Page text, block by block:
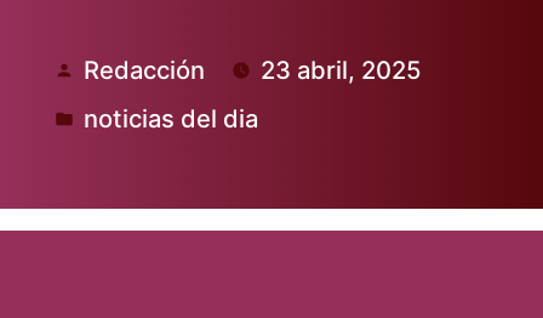
Publicado
por
Redacción 23 abril, 2025
Publicado
noticias del dia